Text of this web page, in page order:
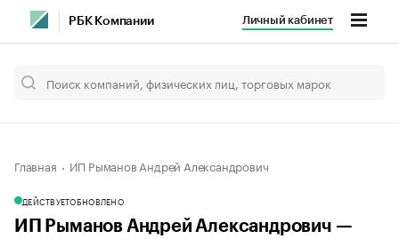
РБК Компании Личный кабинет
Главная ИП Рыманов Андрей Александрович
ДЕЙСТВУЕТОБНОВЛЕНО
ИП Рыманов Андрей Александрович —